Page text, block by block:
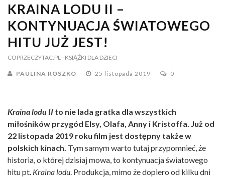
KRAINA LODU II –
KONTYNUACJA ŚWIATOWEGO
HITU JUŻ JEST!
COPRZECZYTAC.PL - KSIĄŻKI DLA DZIECI
PAULINA ROSZKO 25 listopada 2019 0
Kraina lodu II to nie lada gratka dla wszystkich
miłośników przygód Elsy, Olafa, Anny i Kristoffa. Już od
22 listopada 2019 roku film jest dostępny także w
polskich kinach. Tym samym warto tutaj przypomnieć, że
historia, o której dzisiaj mowa, to kontynuacja światowego
hitu pt. Kraina lodu. Produkcja, mimo że dopiero od kilku dni